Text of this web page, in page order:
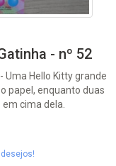
- nº 52
Uma Hello Kitty grande
papel, enquanto duas
cima dela.